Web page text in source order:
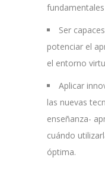
Ser
potenciar el
el entorno
Aplicar
las nuevas
enseñanza-
cuándo
óptima.